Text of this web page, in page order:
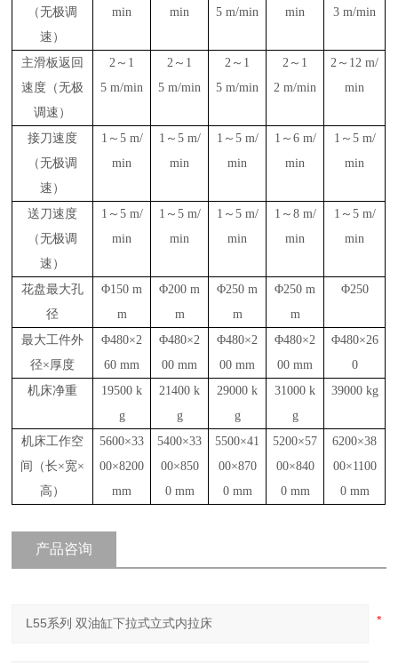
（无极调
速）
min
min
5 m/min
min
3 m/min
主滑板返回
速度（无极
调速）
2～1
5 m/min
2～1
5 m/min
2～1
5 m/min
2～1
2 m/min
2～12 m/
min
接刀速度
（无极调
速）
1 ～ 5 m/
min
1 ～ 5 m/
min
1 ～ 5 m/
min
1 ～ 6m/
min
1 ～ 5 m/
min
送刀速度
（无极调
速）
1 ～ 5 m/
min
1 ～ 5 m/
min
1 ～ 5 m/
min
1 ～ 8m/
min
1 ～ 5 m/
min
花盘最大孔
径
Φ150 m
m
Φ200 m
m
Φ250 m
m
Φ250 m
m
Φ250
最大工件外
径×厚度
Φ480×2
60 mm
Φ480×2
00 mm
Φ480×2
00 mm
Φ480×2
00 mm
Φ480×26
0
机床净重
19500 k
g
21400 k
g
29000 k
g
31000 k
g
39000kg
机床工作空
间（长×宽×
高）
5600×33
00×8200
mm
5400×33
00×850
0mm
5500×41
00×870
0mm
5200×57
00×840
0mm
6200×38
00×1100
0mm
产品咨询